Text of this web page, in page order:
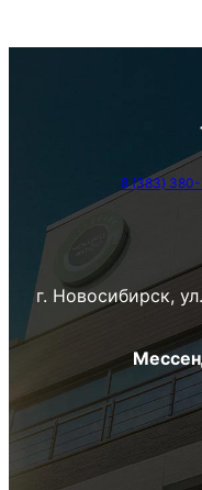
8 (383)
г. Новосибирск,